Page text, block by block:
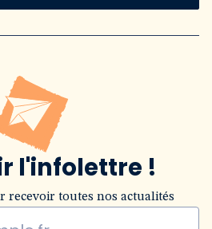
l'infolettre !
recevoir toutes nos actualités